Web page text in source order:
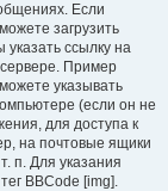
Если
загрузить
ссылку на
Пример
указывать
(если он не
для доступа к
на почтовые ящики
п. Для указания
BBCode [img].